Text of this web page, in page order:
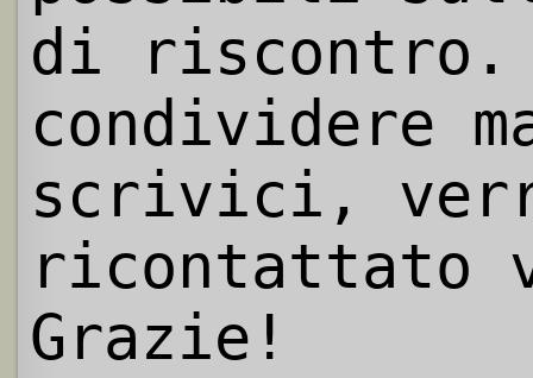
di riscontro.
condividere
scrivici,
ricontattato
Grazie!